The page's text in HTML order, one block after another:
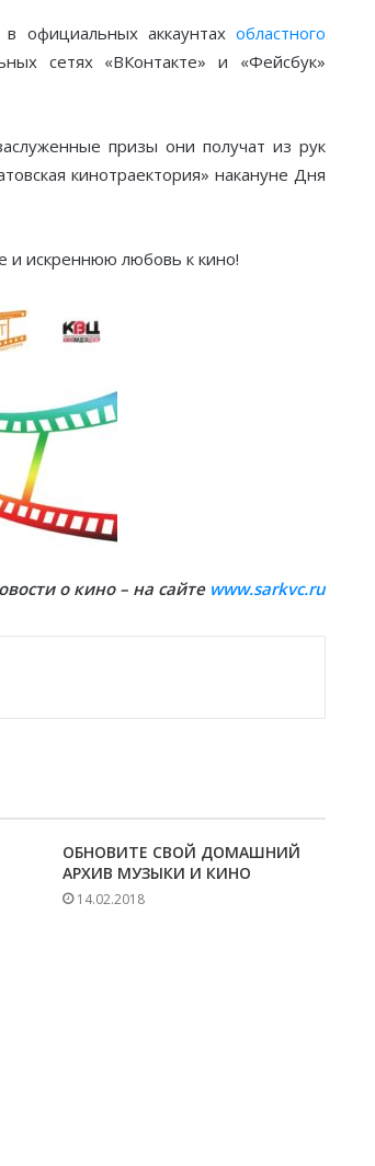
официальных аккаунтах областного
сетях «ВКонтакте» и «Фейсбук»
призы они получат из рук
кинотраектория» накануне Дня
и искреннюю любовь к кино!
о кино – на сайте www.sarkvc.ru
ОБНОВИТЕ СВОЙ ДОМАШНИЙ
АРХИВ МУЗЫКИ И КИНО
14.02.2018